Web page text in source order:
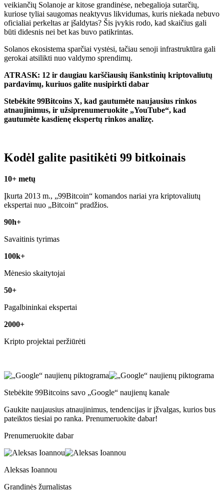
veikiančių Solanoje ar kitose grandinėse, nebegalioja sutarčių,
kuriose tyliai saugomas neaktyvus likvidumas, kuris niekada nebuvo
oficialiai perkeltas ar įšaldytas? Šis įvykis rodo, kad skaičius gali
būti didesnis nei bet kas buvo patikrintas.
Solanos ekosistema sparčiai vystėsi, tačiau senoji infrastruktūra gali
gerokai atsilikti nuo valdymo sprendimų.
ATRASK: 12 ir daugiau karščiausių išankstinių kriptovaliutų
pardavimų, kuriuos galite nusipirkti dabar
Stebėkite 99Bitcoins X, kad gautumėte naujausius rinkos
atnaujinimus, ir užsiprenumeruokite „YouTube“, kad
gautumėte kasdienę ekspertų rinkos analizę.
Kodėl galite pasitikėti 99 bitkoinais
10+ metų
Įkurta 2013 m., „99Bitcoin“ komandos nariai yra kriptovaliutų
ekspertai nuo „Bitcoin“ pradžios.
90h+
Savaitinis tyrimas
100k+
Mėnesio skaitytojai
50+
Pagalbininkai ekspertai
2000+
Kripto projektai peržiūrėti
Stebėkite 99Bitcoins savo „Google“ naujienų kanale
Gaukite naujausius atnaujinimus, tendencijas ir įžvalgas, kurios bus
pateiktos tiesiai po ranka. Prenumeruokite dabar!
Prenumeruokite dabar
Aleksas Ioannou
Grandinės žurnalistas